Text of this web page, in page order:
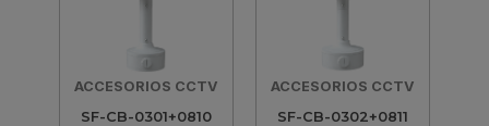
ACCESORIOS CCTV
SF-CB-0301+0810
ACCESORIOS CCTV
SF-CB-0302+0811